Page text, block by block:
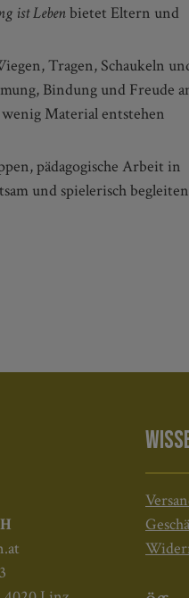
ist Lebenbietet Eltern und
Tragen, Schaukeln
Bindung und Freude
Material entstehen
geben und
pädagogische Arbeit in
und spielerisch begleiten